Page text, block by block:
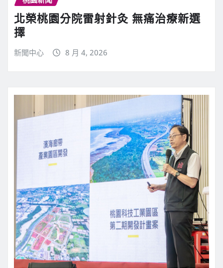
北榮桃園分院雷射針灸 無痛治療新選
擇
新聞中心 8 月 4, 2026